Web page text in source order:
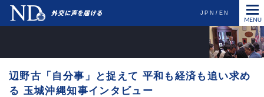
JPN EN
辺野古「自分事」と捉えて 平和も経済も追い求め
る 玉城沖縄知事インタビュー